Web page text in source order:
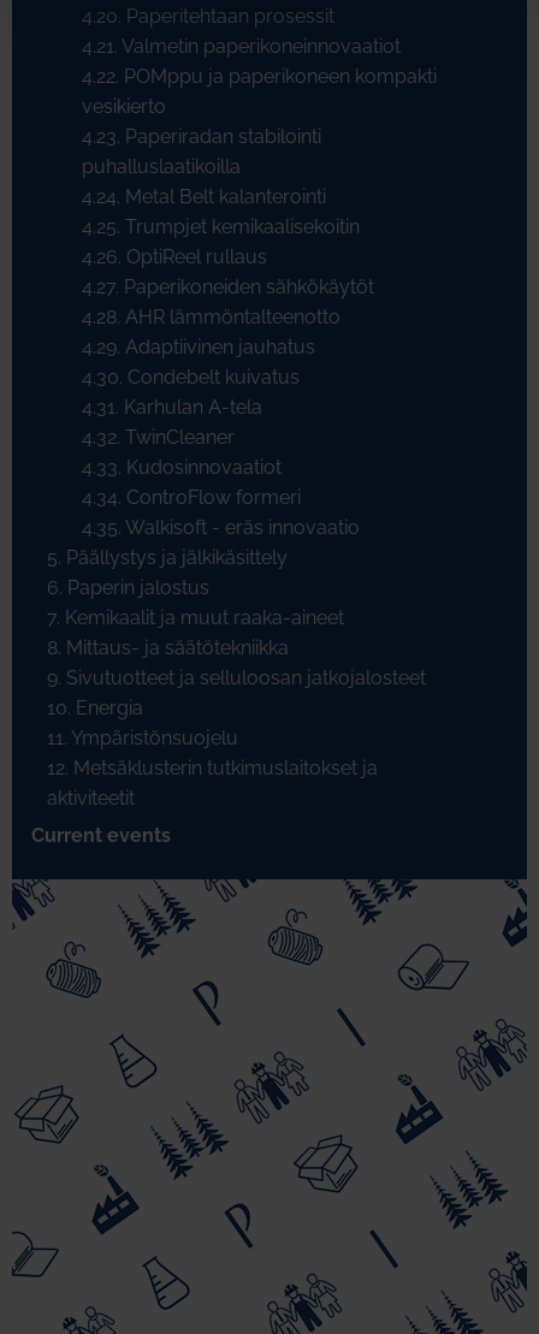
4.20. Paperitehtaan prosessit
4.21. Valmetin paperikoneinnovaatiot
4.22. POMppu ja paperikoneen kompakti
vesikierto
4.23. Paperiradan stabilointi
puhalluslaatikoilla
4.24. Metal Belt kalanterointi
4.25. Trumpjet kemikaalisekoitin
4.26. OptiReel rullaus
4.27. Paperikoneiden sähkökäytöt
4.28. AHR lämmöntalteenotto
4.29. Adaptiivinen jauhatus
4.30. Condebelt kuivatus
4.31. Karhulan A-tela
4.32. TwinCleaner
4.33. Kudosinnovaatiot
4.34. ControFlow formeri
4.35. Walkisoft - eräs innovaatio
5. Päällystys ja jälkikäsittely
6. Paperin jalostus
7. Kemikaalit ja muut raaka-aineet
8. Mittaus- ja säätötekniikka
9. Sivutuotteet ja selluloosan jatkojalosteet
10. Energia
11. Ympäristönsuojelu
12. Metsäklusterin tutkimuslaitokset ja
aktiviteetit
Current events